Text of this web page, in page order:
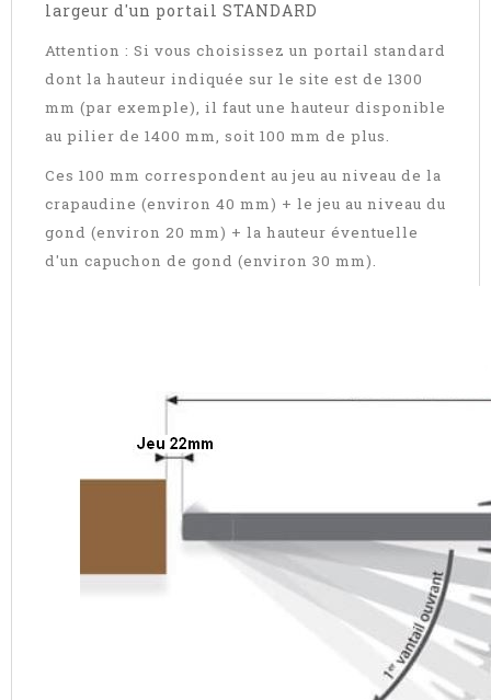
largeur d'un portail STANDARD
Attention : Si vous choisissez un portail standard
dont la hauteur indiquée sur le site est de 1300
mm (par exemple), il faut une hauteur disponible
au pilier de 1400 mm, soit 100 mm de plus.
Ces 100 mm correspondent au jeu au niveau de la
crapaudine (environ 40 mm) + le jeu au niveau du
gond (environ 20 mm) + la hauteur éventuelle
d'un capuchon de gond (environ 30 mm).